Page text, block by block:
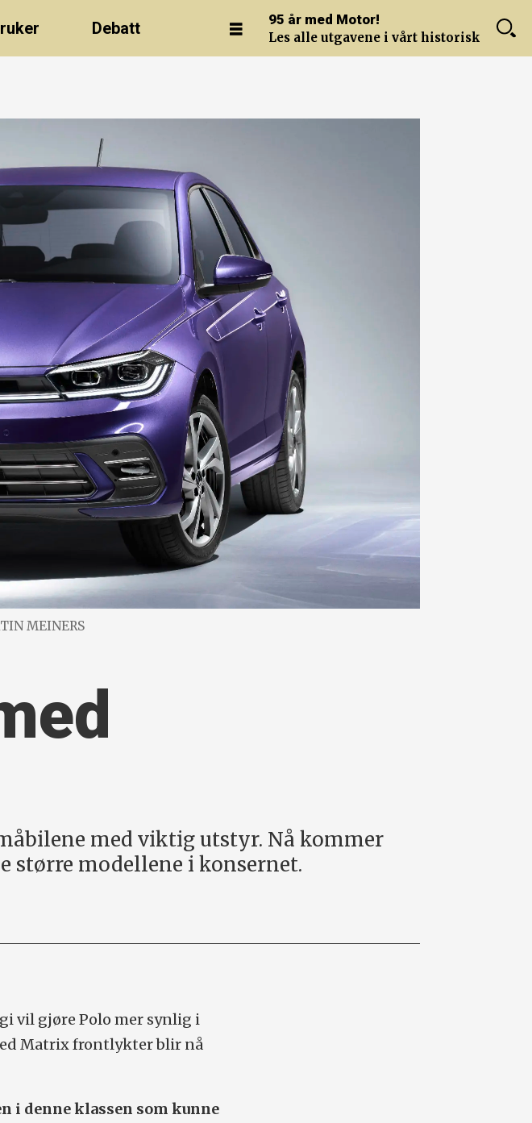
Debatt 95 år med Motor!
Les alle utgavene i vårt historiske arkiv.
MEINERS
med viktig utstyr. Nå kommer
større modellene i konsernet.
vil gjøre Polo mer synlig i
Matrix frontlykter blir nå
i denne klassen som kunne